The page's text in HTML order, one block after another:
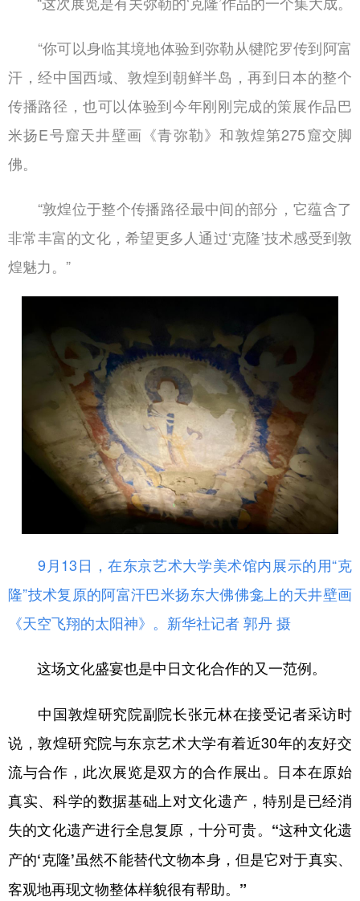
“你可以身临其境地体验到弥勒从犍陀罗传到阿富
汗，经中国西域、敦煌到朝鲜半岛，再到日本的整个
传播路径，也可以体验到今年刚刚完成的策展作品巴
米扬E号窟天井壁画《青弥勒》和敦煌第275窟交脚
佛。
“敦煌位于整个传播路径最中间的部分，它蕴含了
非常丰富的文化，希望更多人通过‘克隆’技术感受到敦
煌魅力。”
9月13日，在东京艺术大学美术馆内展示的用“克
隆”技术复原的阿富汗巴米扬东大佛佛龛上的天井壁画
《天空飞翔的太阳神》。新华社记者 郭丹 摄
这场文化盛宴也是中日文化合作的又一范例。
中国敦煌研究院副院长张元林在接受记者采访时
说，敦煌研究院与东京艺术大学有着近30年的友好交
流与合作，此次展览是双方的合作展出。日本在原始
真实、科学的数据基础上对文化遗产，特别是已经消
失的文化遗产进行全息复原，十分可贵。 “这种文化遗
产的‘克隆’虽然不能替代文物本身，但是它对于真实、
客观地再现文物整体样貌很有帮助。”